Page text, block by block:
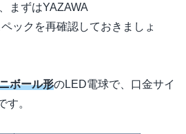
まずはYAZAWA
ックを再確認しておきましょ
ボール形のLED電球で、口金サイ
す。